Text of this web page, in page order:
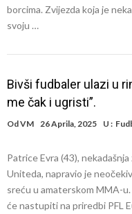
borcima. Zvijezda koja je
svoju …
Bivši fudbaler ulazi u
me čak i ugristi”.
OdVM 26 Aprila, 2025 U :
Patrice Evra (43),
Uniteda, napravio je
sreću u amaterskom MMA-u.
će nastupiti na priredbi PFL